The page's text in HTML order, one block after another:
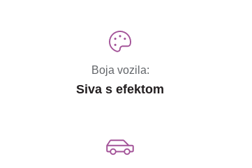
Boja vozila:
Siva s efektom